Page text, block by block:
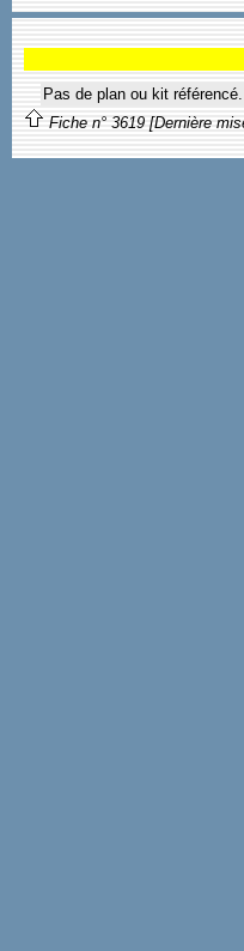
Pas de plan ou kit référencé.
Fiche n° 3619 [Dernière